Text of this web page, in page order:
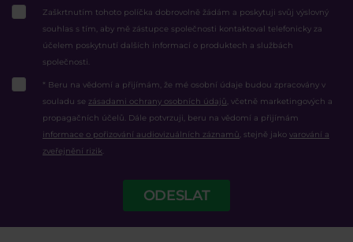
Zaškrtnutím tohoto políčka dobrovolně žádám a poskytuji svůj výslovný
souhlas s tím, aby mě zástupce společnosti kontaktoval telefonicky za
účelem poskytnutí dalších informací o produktech a službách
společnosti.
* Beru na vědomí a přijímám, že mé osobní údaje budou zpracovány v
souladu se zásadami ochrany osobních údajů, včetně marketingových a
propagačních účelů. Dále potvrzuji, beru na vědomí a přijímám
informace o pořizování audiovizuálních záznamů, stejně jako varování a
zveřejnění rizik.
ODESLAT